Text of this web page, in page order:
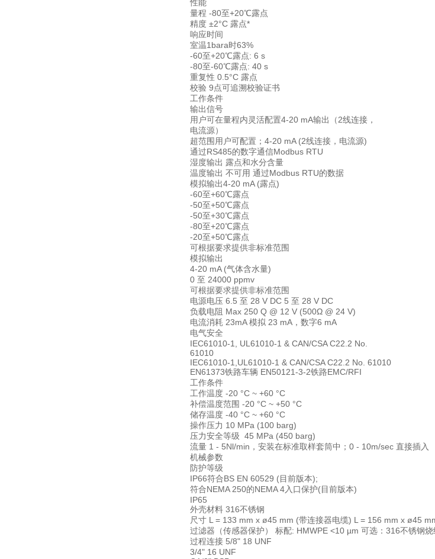
性能
量程 -80至+20℃露点
精度 ±2°C 露点*
响应时间
室温1bara时63%
-60至+20℃露点: 6 s
-80至-60℃露点: 40 s
重复性 0.5°C 露点
校验 9点可追溯校验证书
工作条件
输出信号
用户可在量程内灵活配置4-20 mA输出（2线连接，
电流源）
超范围用户可配置；4-20 mA (2线连接，电流源)
通过RS485的数字通信Modbus RTU
湿度输出 露点和水分含量
温度输出 不可用 通过Modbus RTU的数据
模拟输出4-20 mA (露点)
-60至+60℃露点
-50至+50℃露点
-50至+30℃露点
-80至+20℃露点
-20至+50℃露点
可根据要求提供非标准范围
模拟输出
4-20 mA (气体含水量)
0 至 24000 ppmv
可根据要求提供非标准范围
电源电压 6.5 至 28 V DC 5 至 28 V DC
负载电阻 Max 250 Q @ 12 V (500Ω @ 24 V)
电流消耗 23mA 模拟 23 mA，数字6 mA
电气安全
IEC61010-1, UL61010-1 & CAN/CSA C22.2 No.
61010
IEC61010-1,UL61010-1 & CAN/CSA C22.2 No. 61010
EN61373铁路车辆 EN50121-3-2铁路EMC/RFI
工作条件
工作温度 -20 °C ~ +60 °C
补偿温度范围 -20 °C ~ +50 °C
储存温度 -40 °C ~ +60 °C
操作压力 10 MPa (100 barg)
压力安全等级 45 MPa (450 barg)
流量 1 - 5Nl/min，安装在标准取样套筒中；0 - 10m/sec 直接插入
机械参数
防护等级
IP66符合BS EN 60529 (目前版本);
符合NEMA 250的NEMA 4入口保护(目前版本)
IP65
外壳材料 316不锈钢
尺寸 L = 133 mm x ø45 mm (带连接器电缆) L = 156 mm x ø45
过滤器（传感器保护） 标配: HMWPE <10 µm 可选：316不锈钢
过程连接 5/8" 18 UNF
3/4" 16 UNF